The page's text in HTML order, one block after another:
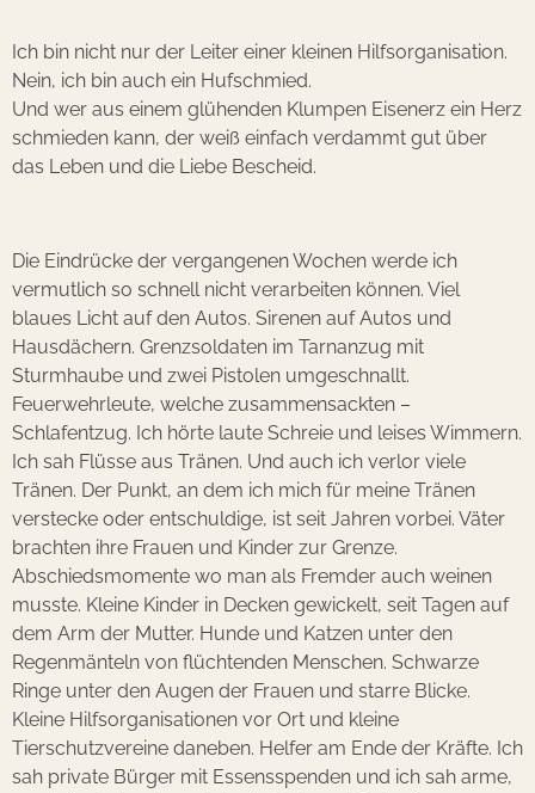
Ich bin nicht nur der Leiter einer kleinen Hilfsorganisation.
Nein, ich bin auch ein Hufschmied.
Und wer aus einem glühenden Klumpen Eisenerz ein Herz
schmieden kann, der weiß einfach verdammt gut über
das Leben und die Liebe Bescheid.
Die Eindrücke der vergangenen Wochen werde ich
vermutlich so schnell nicht verarbeiten können. Viel
blaues Licht auf den Autos. Sirenen auf Autos und
Hausdächern. Grenzsoldaten im Tarnanzug mit
Sturmhaube und zwei Pistolen umgeschnallt.
Feuerwehrleute, welche zusammensackten –
Schlafentzug. Ich hörte laute Schreie und leises Wimmern.
Ich sah Flüsse aus Tränen. Und auch ich verlor viele
Tränen. Der Punkt, an dem ich mich für meine Tränen
verstecke oder entschuldige, ist seit Jahren vorbei. Väter
brachten ihre Frauen und Kinder zur Grenze.
Abschiedsmomente wo man als Fremder auch weinen
musste. Kleine Kinder in Decken gewickelt, seit Tagen auf
dem Arm der Mutter. Hunde und Katzen unter den
Regenmänteln von flüchtenden Menschen. Schwarze
Ringe unter den Augen der Frauen und starre Blicke.
Kleine Hilfsorganisationen vor Ort und kleine
Tierschutzvereine daneben. Helfer am Ende der Kräfte. Ich
sah private Bürger mit Essensspenden und ich sah arme,